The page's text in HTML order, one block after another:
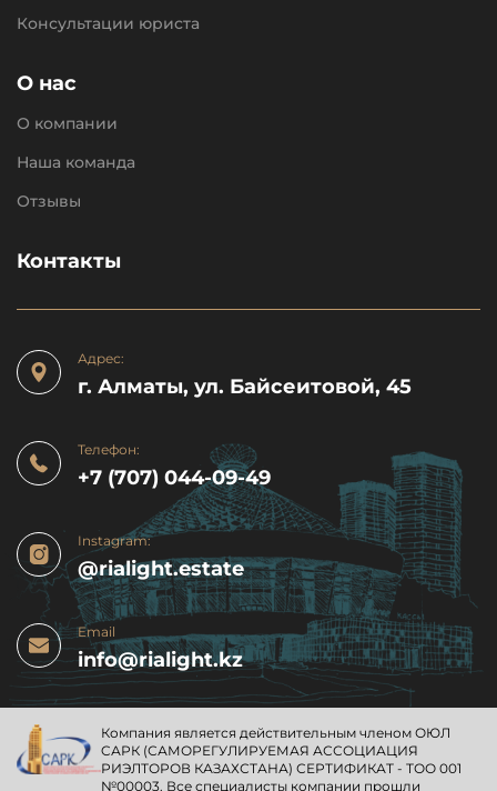
Консультации юриста
О нас
О компании
Наша команда
Отзывы
Контакты
Адрес:
г. Алматы, ул. Байсеитовой, 45
Телефон:
+7 (707) 044-09-49
Instagram:
@rialight.estate
Email
info@rialight.kz
Компания является действительным членом ОЮЛ
CАРК (САМОРЕГУЛИРУЕМАЯ АССОЦИАЦИЯ
РИЭЛТОРОВ КАЗАХСТАНА) СЕРТИФИКАТ - ТОО 001
№00003. Все специалисты компании прошли